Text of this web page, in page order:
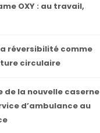
OXY : au travail,
réversibilité comme
circulaire
de la nouvelle caserne
d’ambulance au